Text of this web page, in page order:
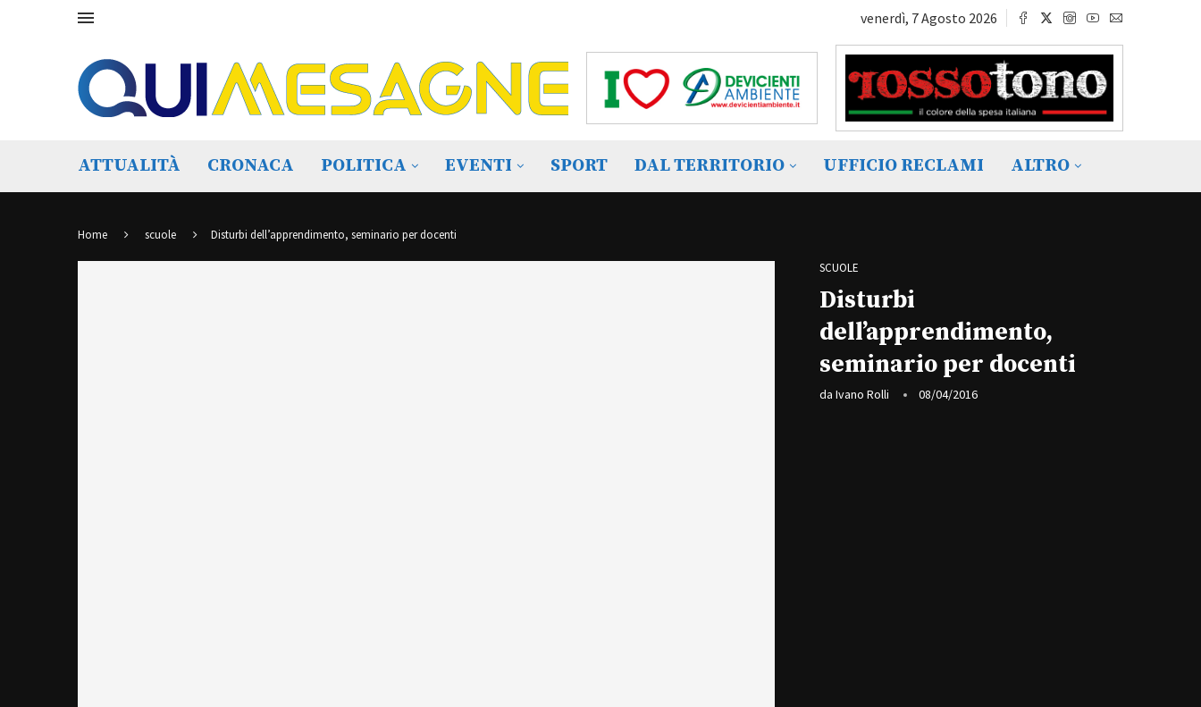
venerdì, 7 Agosto 2026
ATTUALITÀ CRONACA POLITICA EVENTI SPORT DAL TERRITORIO UFFICIO RECLAMI ALTRO
Home scuole Disturbi dell’apprendimento, seminario per docenti
SCUOLE
Disturbi
dell’apprendimento,
seminario per docenti
da Ivano Rolli 08/04/2016